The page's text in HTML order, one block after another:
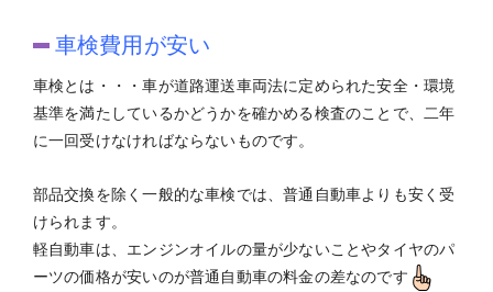
車検費用が安い
車検とは・・・車が道路運送車両法に定められた安全・環境
基準を満たしているかどうかを確かめる検査のことで、二年
に一回受けなければならないものです。
部品交換を除く一般的な車検では、普通自動車よりも安く受
けられます。
軽自動車は、エンジンオイルの量が少ないことやタイヤのパ
ーツの価格が安いのが普通自動車の料金の差なのです